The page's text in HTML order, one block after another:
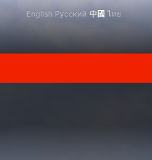
English Русский 中國 ไทย